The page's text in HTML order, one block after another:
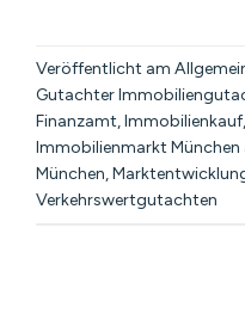
Veröffentlicht am
Gutachter
Finanzamt,Immobilienkauf,
Immobilienmarkt München
München,
Verkehrswertgutachten